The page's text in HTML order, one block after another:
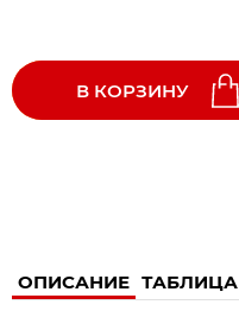
В КОРЗИНУ
ОПИСАНИЕ